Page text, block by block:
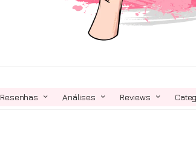
Resenhas Análises Reviews